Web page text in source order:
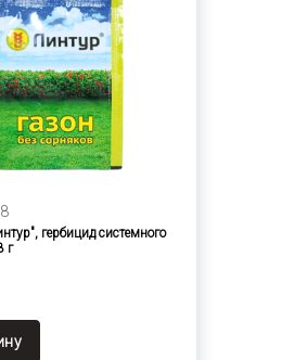
гербицид системного
г